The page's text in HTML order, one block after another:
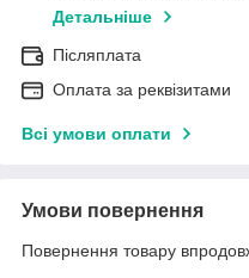
Детальніше
Післяплата
Оплата за реквізитами
Всі умови оплати
Умови повернення
Повернення товару